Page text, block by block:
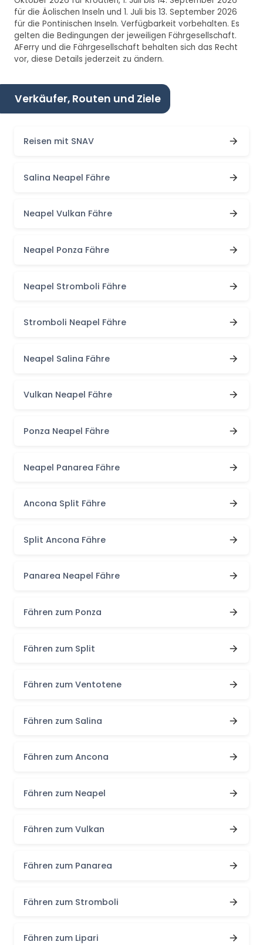
für die Äolischen Inseln und 1. Juli bis 13. September 2026
für die Pontinischen Inseln. Verfügbarkeit vorbehalten. Es
gelten die Bedingungen der jeweiligen Fährgesellschaft.
AFerry und die Fährgesellschaft behalten sich das Recht
vor, diese Details jederzeit zu ändern.
Verkäufer, Routen und Ziele
Reisen mit SNAV
Salina Neapel Fähre
Neapel Vulkan Fähre
Neapel Ponza Fähre
Neapel Stromboli Fähre
Stromboli Neapel Fähre
Neapel Salina Fähre
Vulkan Neapel Fähre
Ponza Neapel Fähre
Neapel Panarea Fähre
Ancona Split Fähre
Split Ancona Fähre
Panarea Neapel Fähre
Fähren zum Ponza
Fähren zum Split
Fähren zum Ventotene
Fähren zum Salina
Fähren zum Ancona
Fähren zum Neapel
Fähren zum Vulkan
Fähren zum Panarea
Fähren zum Stromboli
Fähren zum Lipari